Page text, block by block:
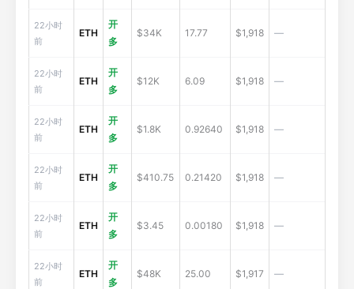
22小时
前
ETH
开
多
$34K 17.77 $1,918 —
22小时
前
ETH
开
多
$12K 6.09 $1,918 —
22小时
前
ETH
开
多
$1.8K 0.92640 $1,918 —
22小时
前
ETH
开
多
$410.75 0.21420 $1,918 —
22小时
前
ETH
开
多
$3.45 0.00180 $1,918 —
22小时
前
ETH
开
多
$48K 25.00 $1,917 —